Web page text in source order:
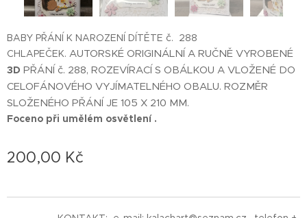
BABY PŘÁNÍ K NAROZENÍ DÍTĚTE č. 288
CHLAPEČEK. AUTORSKÉ ORIGINÁLNÍ A RUČNĚ VYROBENÉ
3D PŘÁNÍ č. 288, ROZEVÍRACÍ S OBÁLKOU A VLOŽENÉ DO
CELOFÁNOVÉHO VYJÍMATELNÉHO OBALU. ROZMĚR
SLOŽENÉHO PŘÁNÍ JE 105 X 210 MM.
Foceno při umělém osvětlení .
200,00 Kč